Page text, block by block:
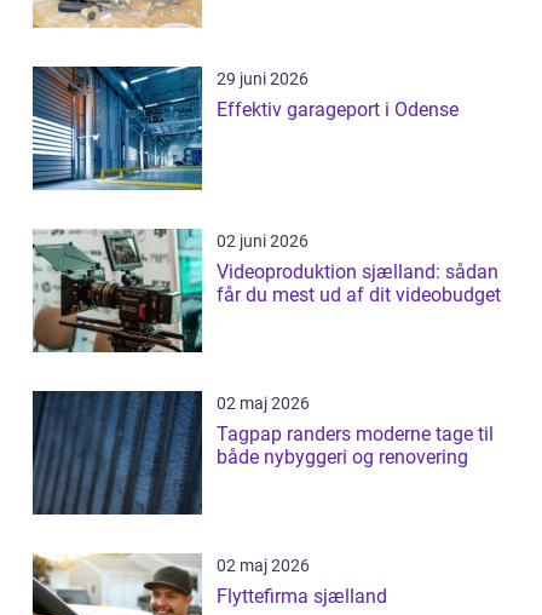
29 juni 2026
Effektiv garageport i Odense
02 juni 2026
Videoproduktion sjælland: sådan
får du mest ud af dit videobudget
02 maj 2026
Tagpap randers moderne tage til
både nybyggeri og renovering
02 maj 2026
Flyttefirma sjælland